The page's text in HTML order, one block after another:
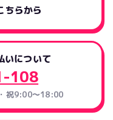
ちらから
いについて
108
祝9:00～18:00